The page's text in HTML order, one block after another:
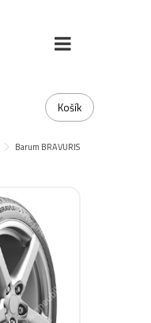
Košík
Barum BRAVURIS